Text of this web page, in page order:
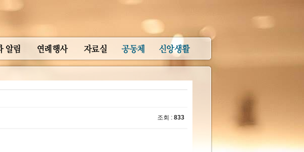
조회 : 833